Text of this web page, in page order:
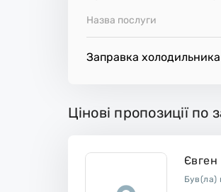
місце.
Назва послуги
Заправка
Цінові пропозиції
Євген
Був(ла)